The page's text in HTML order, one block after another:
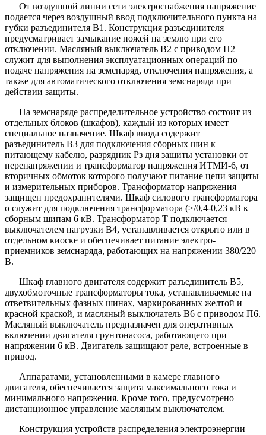
От воздушной линии сети электроснабжения напряжение
подается через воздушный ввод подключительного пункта на
губки разъединителя В1. Конструкция разъединителя
предусматривает замыкание ножей на землю при его
отключении. Масляный выключатель В2 с приводом П2
служит для выполнения эксплуатационных операций по
подаче напряжения на земснаряд, отключения напряжения, а
также для автоматического отключения земснаряда при
действии защиты.
На земснаряде распределительное устройство состоит из
отдельных блоков (шкафов), каждый из которых имеет
специальное назначение. Шкаф ввода содержит
разъединитель ВЗ для подключения сборных шин к
питающему кабелю, разрядник Рз дня защиты установки от
перенапряжении и трансформатор напряжения ИТМИ-6, от
вторичных обмоток которого получают питание цепи защиты
и измерительных приборов. Трансформатор напряжения
защищен предохранителями. Шкаф силового трансформатора
о служит для подключения трансформатора (>/0,4-0,23 кВ к
сборным шипам 6 кВ. Трансформатор Т подключается
выключателем нагрузки В4, устанавливается открыто или в
отдельном киоске и обеспечивает питание электро-
приемников земснаряда, работающих на напряжении 380/220
В.
Шкаф главного двигателя содержит разъединитель В5,
двухобмоточные трансформаторы тока, устанавливаемые на
ответвительных фазных шинах, маркированных желтой и
красной краской, и масляный выключатель В6 с приводом П6.
Масляный выключатель предназначен для оперативных
включении двигателя грунтонасоса, работающего при
напряжении 6 кВ. Двигатель защищают реле, встроенные в
привод.
Аппаратами, установленными в камере главного
двигателя, обеспечивается защита максимального тока и
минимального напряжения. Кроме того, предусмотрено
дистанционное управление масляным выключателем.
Конструкция устройств распределения электроэнергии